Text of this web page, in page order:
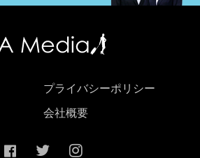
プライバシーポリシー
会社概要